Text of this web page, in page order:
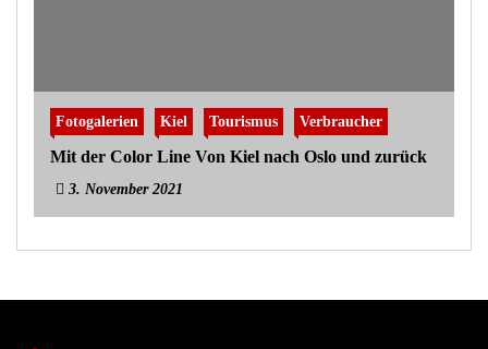
Fotogalerien Kiel Tourismus Verbraucher
Mit der Color Line Von Kiel nach Oslo und zurück
3. November 2021